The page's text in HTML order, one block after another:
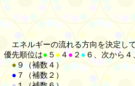
エネルギーの流れる方向を決定して
優先順位は● ５ ● ４ ● ２ ● ６、次から
● ９（補数４）
● ７（補数２）